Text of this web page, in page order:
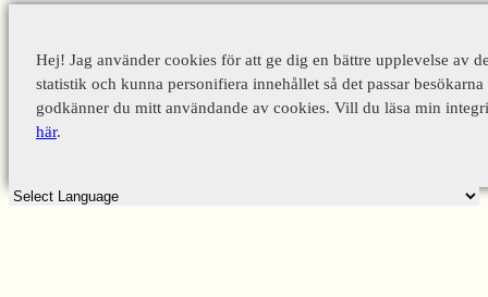
Hej! Jag använder cookies för att ge dig en bättre upplevelse av
statistik och kunna personifiera innehållet så det passar
godkänner du mitt användande av cookies. Vill du läsa min
här.